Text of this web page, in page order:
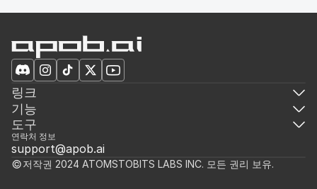
링크
기능
도구
연락처 정보
support@apob.ai
저작권 2024 ATOMSTOBITS LABS INC. 모든 권리 보유.